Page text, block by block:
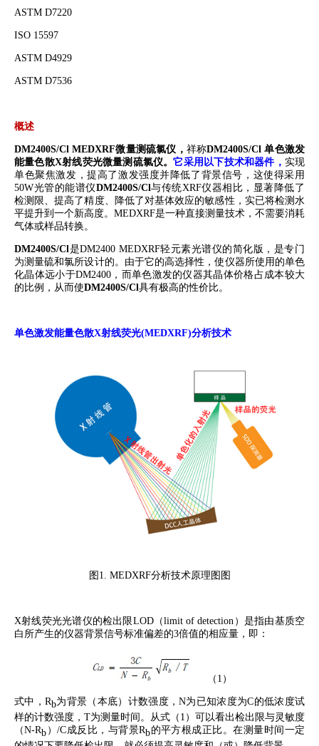
ASTM D7220
ISO 15597
ASTM D4929
ASTM D7536
概述
DM2400S/ClMEDXRF微量测硫氯仪 ， 祥称DM2400S/Cl单色激发
能量色散X射线荧光微量测硫氯仪。它采用以下技术和器件， 实现
单色聚焦激发，提高了激发强度并降低了背景信号，这使得采用
50W光管的能谱仪DM2400S/Cl与传统XRF仪器相比，显著降低了
检测限、提高了精度、降低了对基体效应的敏感性，实已将检测水
平提升到一个新高度。 MEDXRF是一种直接测量技术，不需要消耗
气体或样品转换。
DM2400S/Cl是DM2400 MEDXRF轻元素光谱仪的简化版，是专门
为测量硫和氯所设计的。由于它的高选择性，使仪器所使用的单色
化晶体远小于DM2400，而单色激发的仪器其晶体价格占成本较大
的比例，从而使DM2400S/Cl具有极高的性价比。
单色激发能量色散X射线荧光(MEDXRF)分析技术
图 1. MEDXRF分析技术原理图图
X射线荧光光谱仪的检出限LOD（limit of detection ）是指由基质空
白所产生的仪器背景信号标准偏差的3倍值的相应量，即：
（ 1 ）
式中， Rb为背景（本底）计数强度，N为已知浓度为C的低浓度试
样的计数强度， T为测量时间。从式（ 1 ）可以看出检出限与灵敏度
（N-Rb ）/C成反比，与背景Rb的平方根成正比。在测量时间一定